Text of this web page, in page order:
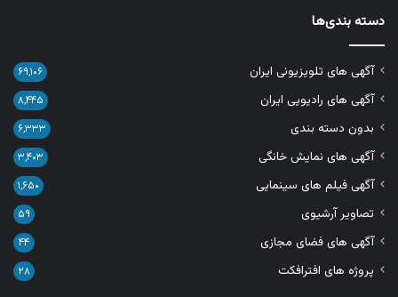
دسته بندی‌ها
آگهی های تلویزیونی ایران ۶۹,۱۰۶
آگهی های رادیویی ایران ۸,۴۴۵
بدون دسته بندی ۶,۳۳۳
آگهی های نمایش خانگی ۳,۴۰۳
آگهی فیلم های سینمایی ۱,۶۵۰
تصاویر آرشیوی ۵۹
آگهی های فضای مجازی ۴۴
پروژه های افترافکت ۲۸